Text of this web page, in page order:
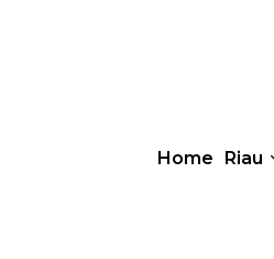
Home Riau